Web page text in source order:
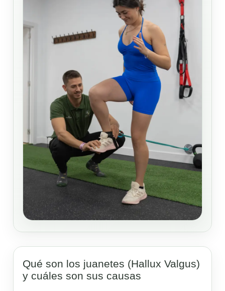
Qué son los juanetes (Hallux Valgus)
y cuáles son sus causas